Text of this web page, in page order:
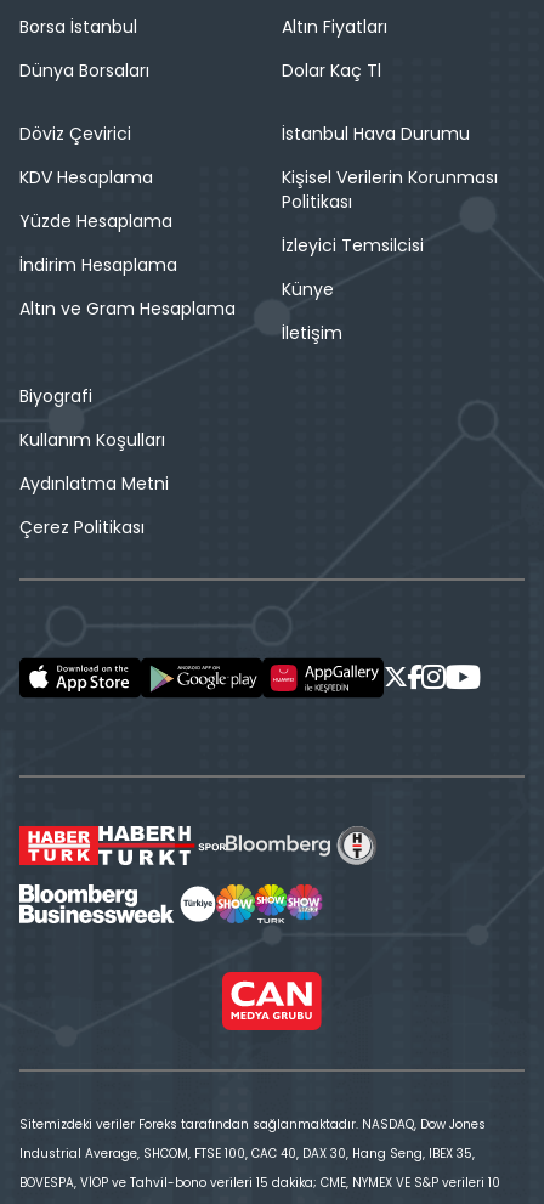
Borsa İstanbul
Dünya Borsaları
Altın Fiyatları
Dolar Kaç Tl
Döviz Çevirici
KDV Hesaplama
Yüzde Hesaplama
İndirim Hesaplama
Altın ve Gram Hesaplama
İstanbul Hava Durumu
Kişisel Verilerin Korunması
Politikası
İzleyici Temsilcisi
Künye
İletişim
Biyografi
Kullanım Koşulları
Aydınlatma Metni
Çerez Politikası
Sitemizdeki veriler Foreks tarafından sağlanmaktadır. NASDAQ, Dow Jones
Industrial Average, SHCOM, FTSE 100, CAC 40, DAX 30, Hang Seng, IBEX 35,
BOVESPA, VİOP ve Tahvil-bono verileri 15 dakika; CME, NYMEX VE S&P verileri 10